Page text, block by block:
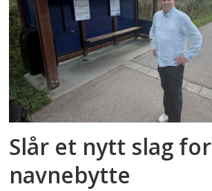
Slår et nytt slag for
navnebytte